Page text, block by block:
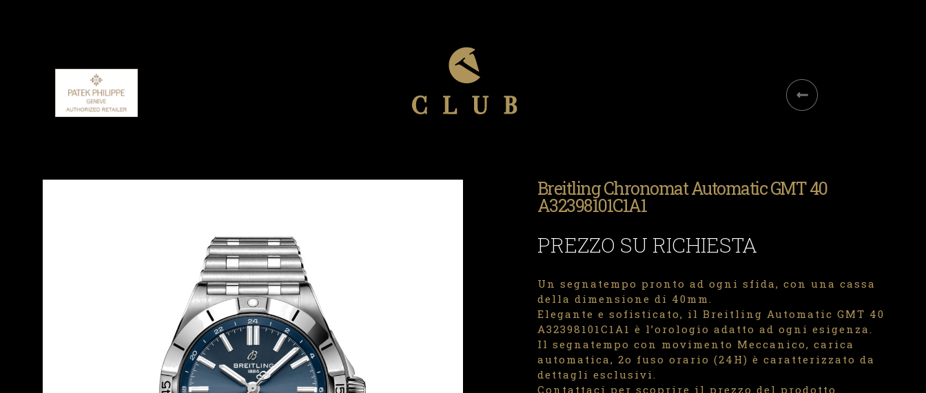
Breitling Chronomat Automatic GMT 40
A32398101C1A1
PREZZO SU RICHIESTA
Un segnatempo pronto ad ogni sfida, con una cassa
della dimensione di 40mm.
Elegante e sofisticato, il Breitling Automatic GMT 40
A32398101C1A1 è l’orologio adatto ad ogni esigenza.
Il segnatempo con movimento Meccanico, carica
automatica, 2o fuso orario (24H) è caratterizzato da
dettagli esclusivi.
Contattaci per scoprire il prezzo del prodotto.